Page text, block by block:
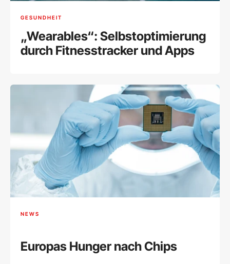
GESUNDHEIT
„Wearables“: Selbstoptimierung
durch Fitnesstracker und Apps
NEWS
Europas Hunger nach Chips